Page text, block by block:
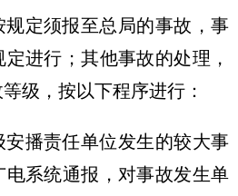
定须报至总局的事故，事
进行；其他事故的处理，
级，按以下程序进行：
安播责任单位发生的较大事
系统通报，对事故发生单